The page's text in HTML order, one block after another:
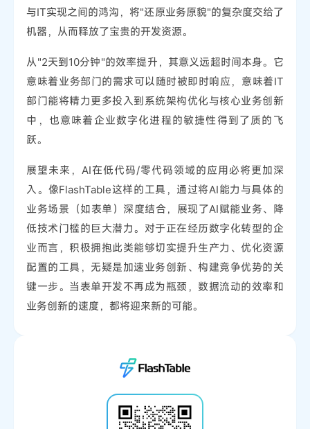
与IT实现之间的鸿沟，将"还原业务原貌"的复杂度交给了
机器，从而释放了宝贵的开发资源。
从"2天到10分钟"的效率提升，其意义远超时间本身。它
意味着业务部门的需求可以随时被即时响应，意味着IT
部门能将精力更多投入到系统架构优化与核心业务创新
中，也意味着企业数字化进程的敏捷性得到了质的飞
跃。
展望未来，AI在低代码/零代码领域的应用必将更加深
入。像FlashTable这样的工具，通过将AI能力与具体的
业务场景（如表单）深度结合，展现了AI赋能业务、降
低技术门槛的巨大潜力。对于正在经历数字化转型的企
业而言，积极拥抱此类能够切实提升生产力、优化资源
配置的工具，无疑是加速业务创新、构建竞争优势的关
键一步。当表单开发不再成为瓶颈，数据流动的效率和
业务创新的速度，都将迎来新的可能。